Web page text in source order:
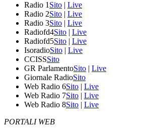
Radio 1 Sito | Live
Radio 2Sito | Live
Radio 3Sito | Live
Radiofd4Sito | Live
Radiofd5Sito | Live
IsoradioSito | Live
CCISSSito
GR ParlamentoSito | Live
Giornale RadioSito
Web Radio 6Sito | Live
Web Radio 7Sito | Live
Web Radio 8Sito | Live
PORTALI WEB